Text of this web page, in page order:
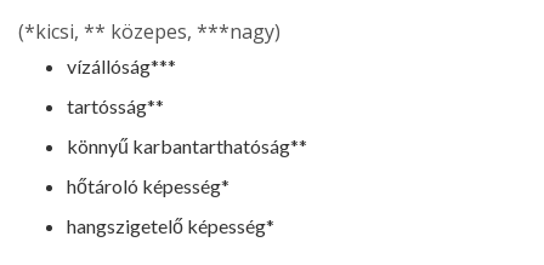
(*kicsi, ** közepes, ***nagy)
vízállóság***
tartósság**
könnyű karbantarthatóság**
hőtároló képesség*
hangszigetelő képesség*